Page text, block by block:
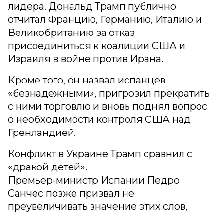
лидера. Дональд Трамп публично
отчитал Францию, Германию, Италию и
Великобританию за отказ
присоединиться к коалиции США и
Израиля в войне против Ирана.
Кроме того, он назвал испанцев
«безнадежными», пригрозил прекратить
с ними торговлю и вновь поднял вопрос
о необходимости контроля США над
Гренландией.
Конфликт в Украине Трамп сравнил с
«дракой детей».
Премьер-министр Испании Педро
Санчес позже призвал не
преувеличивать значение этих слов,